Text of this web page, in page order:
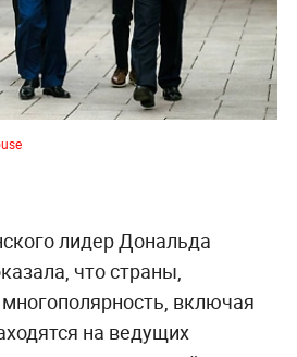
лидер Дональда
что страны,
включая
на ведущих